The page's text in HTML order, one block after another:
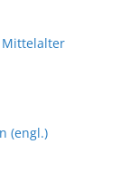
Mittelalter
(engl.)